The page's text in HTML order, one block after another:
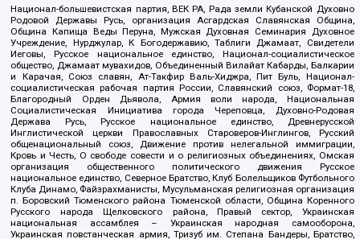
Национал-большевистская партия, ВЕК РА, Рада земли Кубанской Духовно
Родовой Державы Русь, организация Асгардская Славянская Община,
Община Капища Веды Перуна, Мужская Духовная Семинария Духовное
Учреждение, Нурджулар, К Богодержавию, Таблиги Джамаат, Свидетели
Иеговы, Русское национальное единство, Национал-социалистическое
общество, Джамаат мувахидов, Объединенный Вилайат Кабарды, Балкарии
и Карачая, Союз славян, Ат-Такфир Валь-Хиджра, Пит Буль, Национал-
социалистическая рабочая партия России, Славянский союз, Формат-18,
Благородный Орден Дьявола, Армия воли народа, Национальная
Социалистическая Инициатива города Череповца, Духовно-Родовая
Держава Русь, Русское национальное единство, Древнерусской
Инглистической церкви Православных Староверов-Инглингов, Русский
общенациональный союз, Движение против нелегальной иммиграции,
Кровь и Честь, О свободе совести и о религиозных объединениях, Омская
организация общественного политического движения Русское
национальное единство, Северное Братство, Клуб Болельщиков Футбольного
Клуба Динамо, Файзрахманисты, Мусульманская религиозная организация
п. Боровский Тюменского района Тюменской области, Община Коренного
Русского народа Щелковского района, Правый сектор, Украинская
национальная ассамблея – Украинская народная самооборона,
Украинская повстанческая армия, Тризуб им. Степана Бандеры, Братство,